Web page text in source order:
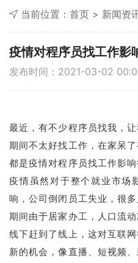
当前位置： 首页 > 新闻资
疫情对程序员找工作影
发布时间：2021-03-02
最近，有不少程序员找我，
期间不太好找工作，在家呆
都是疫情对程序员找工作影
疫情虽然对于整个就业市场
响，公司倒闭员工失业，很
期间由于居家办工，人口流
线下赶到了线上，这对互联
新的机会，像直播、短视频